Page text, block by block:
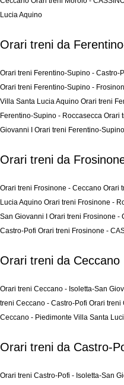
Lucia Aquino
Orari treni da
Orari treni Ferentino-Supino - Castro-
Orari treni Ferentino-Supino -
Villa Santa Lucia Aquino Orari treni
Ferentino-Supino - Roccasecca Orari
Giovanni I Orari treni Ferentino-
Orari treni da
Orari treni Frosinone - Ceccano Orari
Lucia Aquino Orari treni Frosinone -
San Giovanni I Orari treni Frosinone -
Castro-Pofi Orari treni Frosinone -
Orari treni da Ceccano
Orari treni Ceccano - Isoletta-San
treni Ceccano - Castro-Pofi Orari treni
Ceccano - Piedimonte Villa Santa
Orari treni da Castro-
Orari treni Castro-Pofi - Isoletta-San